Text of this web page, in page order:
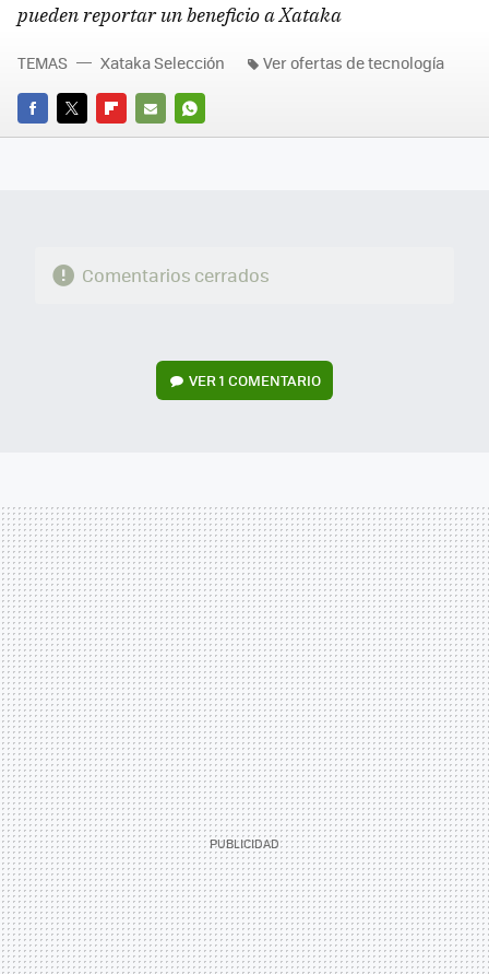
pueden reportar un beneficio a Xataka
FACEBOOK
TWITTERFLIPBOARD
E-
WHATSAPP
TEMAS Xataka Selección Ver ofertas de tecnología
Comentarios cerrados
VER1 COMENTARIO